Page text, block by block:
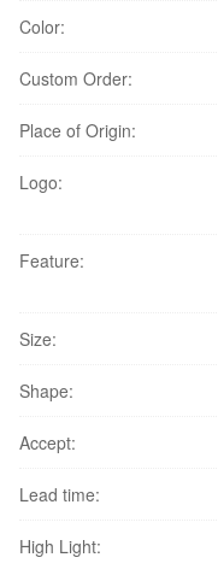
Color:
Custom Order:
Place of Origin:
Logo:
Feature:
Size:
Shape:
Accept:
Lead time:
High Light: